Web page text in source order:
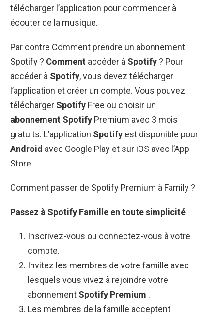
télécharger l’application pour commencer à
écouter de la musique.
Par contre Comment prendre un abonnement
Spotify ? Comment accéder à Spotify ? Pour
accéder à Spotify, vous devez télécharger
l’application et créer un compte. Vous pouvez
télécharger Spotify Free ou choisir un
abonnement Spotify Premium avec 3 mois
gratuits. L’application Spotify est disponible pour
Android avec Google Play et sur iOS avec l’App
Store.
Comment passer de Spotify Premium à Family ?
Passez à Spotify Famille en toute simplicité
Inscrivez-vous ou connectez-vous à votre
compte.
Invitez les membres de votre famille avec
lesquels vous vivez à rejoindre votre
abonnement Spotify Premium .
Les membres de la famille acceptent